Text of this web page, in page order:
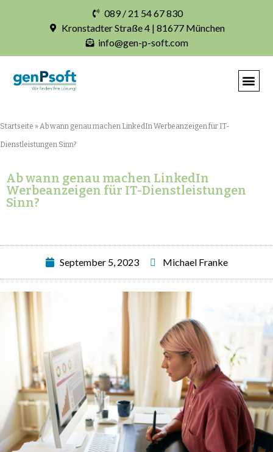
089 / 21 54 67 830
Kronstadter Straße 4 | 81677 München
info@gen-p-soft.com
Startseite »Ab wann genau machen LinkedIn Werbeanzeigen für IT-
Dienstleistungen Sinn?
Ab wann genau machen LinkedIn
Werbeanzeigen für IT-Dienstleistungen
Sinn?
September 5, 2023 Michael Franke